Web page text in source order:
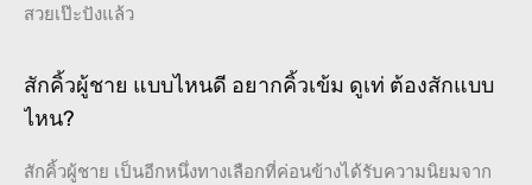
สวยเป๊ะปังแล้ว
สักคิ้วผู้ชาย แบบไหนดี อยากคิ้วเข้ม ดูเท่ ต้องสักแบบ
ไหน?
สักคิ้วผู้ชาย เป็นอีกหนึ่งทางเลือกที่ค่อนข้างได้รับความนิยมจาก